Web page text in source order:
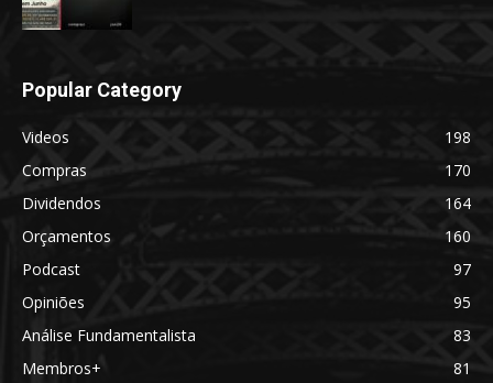
Popular Category
Videos
198
Compras
170
Dividendos
164
Orçamentos
160
Podcast
97
Opiniões
95
Análise Fundamentalista
83
Membros+
81